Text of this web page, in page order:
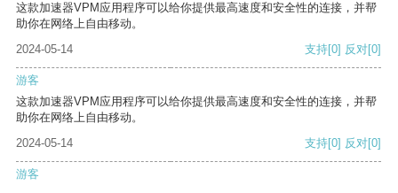
这款加速器VPM应用程序可以给你提供最高速度和安全性的连接，并帮
助你在网络上自由移动。
2024-05-14
支持[0] 反对[0]
游客
这款加速器VPM应用程序可以给你提供最高速度和安全性的连接，并帮
助你在网络上自由移动。
2024-05-14
支持[0] 反对[0]
游客